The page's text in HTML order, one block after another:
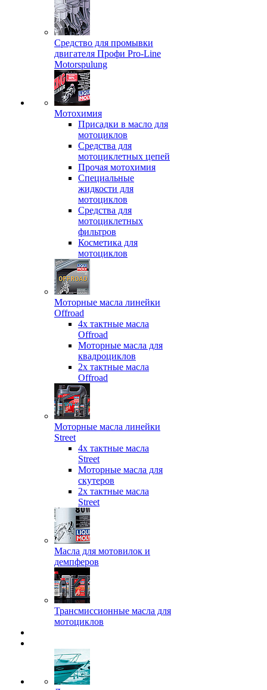
Средство для промывки
двигателя Профи Pro-Line
Motorspulung
Мотохимия
Присадки в масло для
мотоциклов
Средства для
мотоциклетных цепей
Прочая мотохимия
Специальные
жидкости для
мотоциклов
Средства для
мотоциклетных
фильтров
Косметика для
мотоциклов
Моторные масла линейки
Offroad
4х тактные масла
Offroad
Моторные масла для
квадроциклов
2х тактные масла
Offroad
Моторные масла линейки
Street
4х тактные масла
Street
Моторные масла для
скутеров
2х тактные масла
Street
Масла для мотовилок и
демпферов
Трансмиссионные масла для
мотоциклов